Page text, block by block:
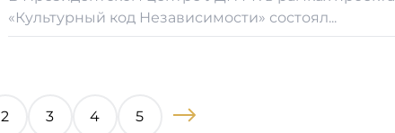
«Культурный код Независимости» состоял...
2 3 4 5